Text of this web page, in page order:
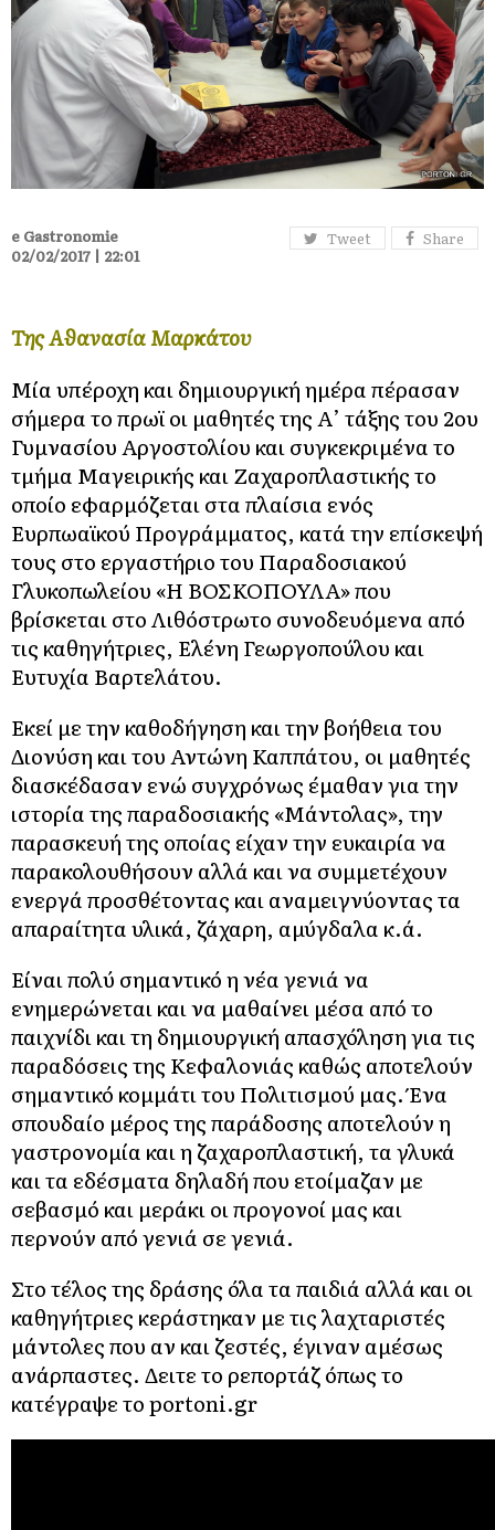
Tweet Share
e Gastronomie
02/02/2017 | 22:01
Της Αθανασία Μαρκάτου
Μία υπέροχη και δημιουργική ημέρα πέρασαν
σήμερα το πρωϊ οι μαθητές της Α’ τάξης του 2ου
Γυμνασίου Αργοστολίου και συγκεκριμένα το
τμήμα Μαγειρικής και Ζαχαροπλαστικής το
οποίο εφαρμόζεται στα πλαίσια ενός
Ευρπωαϊκού Προγράμματος, κατά την επίσκεψή
τους στο εργαστήριο του Παραδοσιακού
Γλυκοπωλείου «Η ΒΟΣΚΟΠΟΥΛΑ» που
βρίσκεται στο Λιθόστρωτο συνοδευόμενα από
τις καθηγήτριες, Ελένη Γεωργοπούλου και
Ευτυχία Βαρτελάτου.
Εκεί με την καθοδήγηση και την βοήθεια του
Διονύση και του Αντώνη Καππάτου, οι μαθητές
διασκέδασαν ενώ συγχρόνως έμαθαν για την
ιστορία της παραδοσιακής «Μάντολας», την
παρασκευή της οποίας είχαν την ευκαιρία να
παρακολουθήσουν αλλά και να συμμετέχουν
ενεργά προσθέτοντας και αναμειγνύοντας τα
απαραίτητα υλικά, ζάχαρη, αμύγδαλα κ.ά.
Είναι πολύ σημαντικό η νέα γενιά να
ενημερώνεται και να μαθαίνει μέσα από το
παιχνίδι και τη δημιουργική απασχόληση για τις
παραδόσεις της Κεφαλονιάς καθώς αποτελούν
σημαντικό κομμάτι του Πολιτισμού μας. Ένα
σπουδαίο μέρος της παράδοσης αποτελούν η
γαστρονομία και η ζαχαροπλαστική, τα γλυκά
και τα εδέσματα δηλαδή που ετοίμαζαν με
σεβασμό και μεράκι οι προγονοί μας και
περνούν από γενιά σε γενιά.
Στο τέλος της δράσης όλα τα παιδιά αλλά και οι
καθηγήτριες κεράστηκαν με τις λαχταριστές
μάντολες που αν και ζεστές, έγιναν αμέσως
ανάρπαστες. Δειτε το ρεπορτάζ όπως το
κατέγραψε το portoni.gr